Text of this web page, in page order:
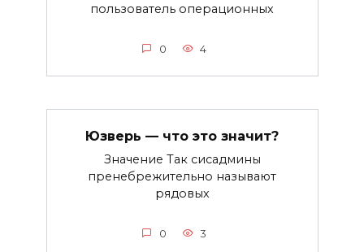
пользователь операционных
0 4
Юзверь — что это значит?
Значение Так сисадмины
пренебрежительно называют
рядовых
0 3